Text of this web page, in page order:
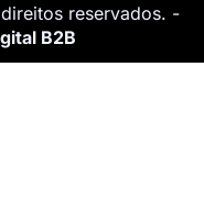
reservados. -
B2B